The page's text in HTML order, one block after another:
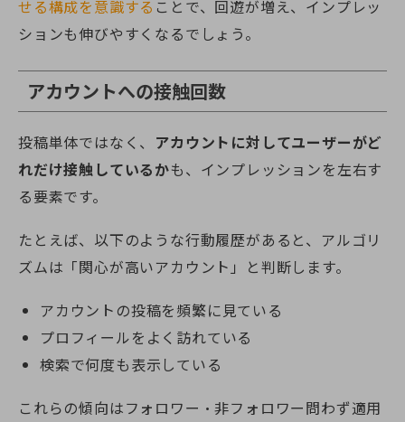
せる構成を意識する ことで、回遊が増え、インプレッ
ションも伸びやすくなるでしょう。
アカウントへの接触回数
投稿単体ではなく、 アカウントに対してユーザーがど
れだけ接触しているかも、インプレッションを左右す
る要素です。
たとえば、以下のような行動履歴があると、アルゴリ
ズムは「関心が高いアカウント」と判断します。
アカウントの投稿を頻繁に見ている
プロフィールをよく訪れている
検索で何度も表示している
これらの傾向はフォロワー・非フォロワー問わず適用